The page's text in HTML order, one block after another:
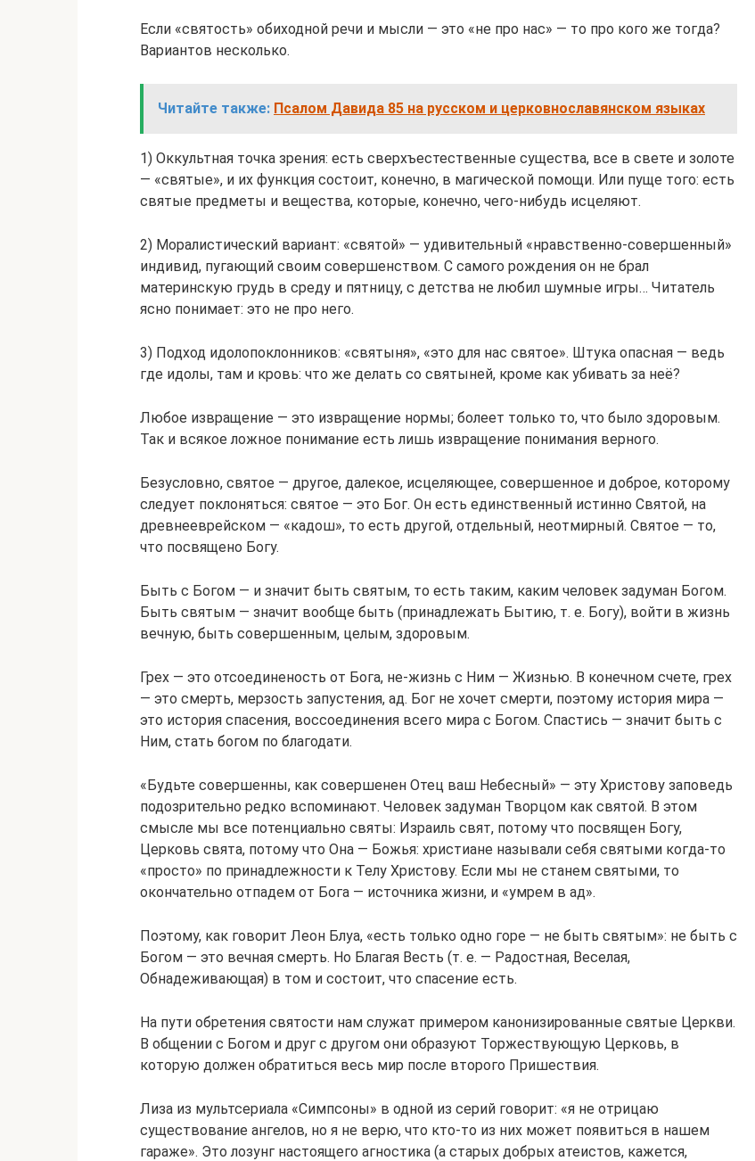
Если «святость» обиходной речи и мысли — это «не про нас» — то про кого же тогда?
Вариантов несколько.
Читайте также: Псалом Давида 85 на русском и церковнославянском языках
1) Оккультная точка зрения: есть сверхъестественные существа, все в свете и золоте
— «святые», и их функция состоит, конечно, в магической помощи. Или пуще того: есть
святые предметы и вещества, которые, конечно, чего-нибудь исцеляют.
2) Моралистический вариант: «святой» — удивительный «нравственно-совершенный»
индивид, пугающий своим совершенством. С самого рождения он не брал
материнскую грудь в среду и пятницу, с детства не любил шумные игры… Читатель
ясно понимает: это не про него.
3) Подход идолопоклонников: «святыня», «это для нас святое». Штука опасная — ведь
где идолы, там и кровь: что же делать со святыней, кроме как убивать за неё?
Любое извращение — это извращение нормы; болеет только то, что было здоровым.
Так и всякое ложное понимание есть лишь извращение понимания верного.
Безусловно, святое — другое, далекое, исцеляющее, совершенное и доброе, которому
следует поклоняться: святое — это Бог. Он есть единственный истинно Святой, на
древнееврейском — «кадош», то есть другой, отдельный, неотмирный. Святое — то,
что посвящено Богу.
Быть с Богом — и значит быть святым, то есть таким, каким человек задуман Богом.
Быть святым — значит вообще быть (принадлежать Бытию, т. е. Богу), войти в жизнь
вечную, быть совершенным, целым, здоровым.
Грех — это отсоединеность от Бога, не-жизнь с Ним — Жизнью. В конечном счете, грех
— это смерть, мерзость запустения, ад. Бог не хочет смерти, поэтому история мира —
это история спасения, воссоединения всего мира с Богом. Спастись — значит быть с
Ним, стать богом по благодати.
«Будьте совершенны, как совершенен Отец ваш Небесный» — эту Христову заповедь
подозрительно редко вспоминают. Человек задуман Творцом как святой. В этом
смысле мы все потенциально святы: Израиль свят, потому что посвящен Богу,
Церковь свята, потому что Она — Божья: христиане называли себя святыми когда-то
«просто» по принадлежности к Телу Христову. Если мы не станем святыми, то
окончательно отпадем от Бога — источника жизни, и «умрем в ад».
Поэтому, как говорит Леон Блуа, «есть только одно горе — не быть святым»: не быть с
Богом — это вечная смерть. Но Благая Весть (т. е. — Радостная, Веселая,
Обнадеживающая) в том и состоит, что спасение есть.
На пути обретения святости нам служат примером канонизированные святые Церкви.
В общении с Богом и друг с другом они образуют Торжествующую Церковь, в
которую должен обратиться весь мир после второго Пришествия.
Лиза из мультсериала «Симпсоны» в одной из серий говорит: «я не отрицаю
существование ангелов, но я не верю, что кто-то из них может появиться в нашем
гараже». Это лозунг настоящего агностика (а старых добрых атеистов, кажется,